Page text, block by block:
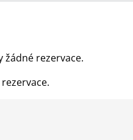
žádné rezervace.